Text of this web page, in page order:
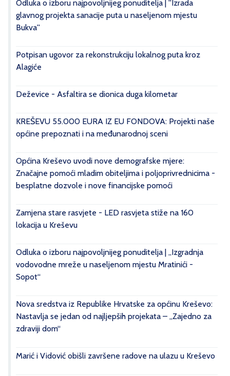
Odluka o izboru najpovoljnijeg ponuditelja | ''Izrada
glavnog projekta sanacije puta u naseljenom mjestu
Bukva''
Potpisan ugovor za rekonstrukciju lokalnog puta kroz
Alagiće
Deževice - Asfaltira se dionica duga kilometar
KREŠEVU 55.000 EURA IZ EU FONDOVA: Projekti naše
općine prepoznati i na međunarodnoj sceni
Općina Kreševo uvodi nove demografske mjere:
Značajne pomoći mladim obiteljima i poljoprivrednicima -
besplatne dozvole i nove financijske pomoći
Zamjena stare rasvjete - LED rasvjeta stiže na 160
lokacija u Kreševu
Odluka o izboru najpovoljnijeg ponuditelja | „Izgradnja
vodovodne mreže u naseljenom mjestu Mratinići -
Sopot“
Nova sredstva iz Republike Hrvatske za općinu Kreševo:
Nastavlja se jedan od najljepših projekata – „Zajedno za
zdraviji dom“
Marić i Vidović obišli završene radove na ulazu u Kreševo